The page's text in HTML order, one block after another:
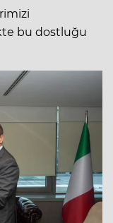
bu dostluğu